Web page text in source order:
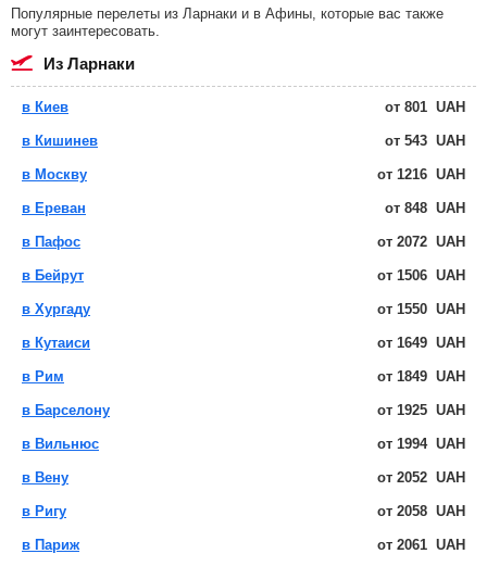
Популярные перелеты из Ларнаки и в Афины, которые вас также
могут заинтересовать.
из Ларнаки
в Киев от 801 UAH
в Кишинев от 543 UAH
в Москву от 1216 UAH
в Ереван от 848 UAH
в Пафос от 2072 UAH
в Бейрут от 1506 UAH
в Хургаду от 1550 UAH
в Кутаиси от 1649 UAH
в Рим от 1849 UAH
в Барселону от 1925 UAH
в Вильнюс от 1994 UAH
в Вену от 2052 UAH
в Ригу от 2058 UAH
в Париж от 2061 UAH